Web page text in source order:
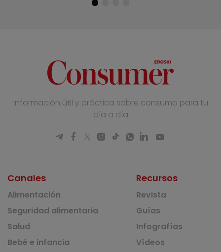
Información útil y práctica sobre consumo para tu
día a día
Canales
Alimentación
Seguridad alimentaria
Salud
Bebé e infancia
Recursos
Revista
Guías
Infografías
Vídeos